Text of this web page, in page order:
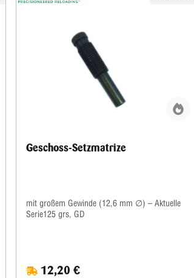
Geschoss-Setzmatrize
mit großem Gewinde (12,6 mm ∅) – Aktuelle
Serie125 grs, GD
12,20 €